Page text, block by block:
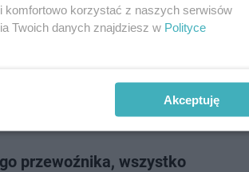
przesadził o ponad 2,5 tony.
trzech pożegnało się też z
dodano 4-11-2022
przewoźnika, wszystko
komfortowo korzystać z naszych serwisów
Twoich danych znajdziesz w Polityce
Akceptuję